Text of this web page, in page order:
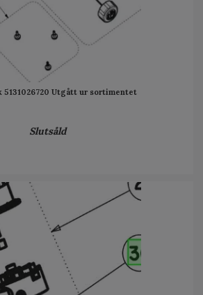
5131026720 Utgått ur sortimentet
Slutsåld